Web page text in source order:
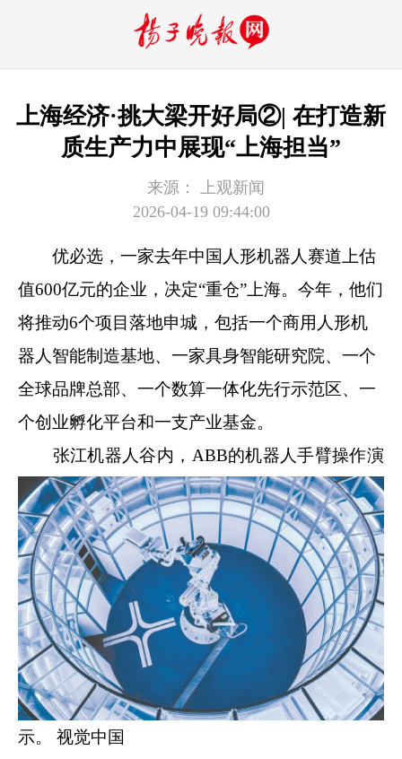
上海经济·挑大梁开好局②| 在打造新
质生产力中展现“上海担当”
来源：
上观新闻
2026-04-19 09:44:00
优必选，一家去年中国人形机器人赛道上估
值600亿元的企业，决定“重仓”上海。今年，他们
将推动6个项目落地申城，包括一个商用人形机
器人智能制造基地、一家具身智能研究院、一个
全球品牌总部、一个数算一体化先行示范区、一
个创业孵化平台和一支产业基金。
张江机器人谷内，ABB的机器人手臂操作演
示。 视觉中国